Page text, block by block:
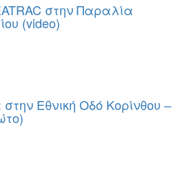
στην Παραλία
(video)
Εθνική Oδό Κορίνθου –